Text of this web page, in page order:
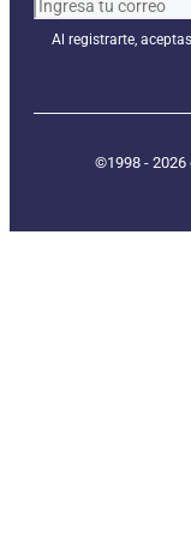
Al registrarte,
©1998 - 2026